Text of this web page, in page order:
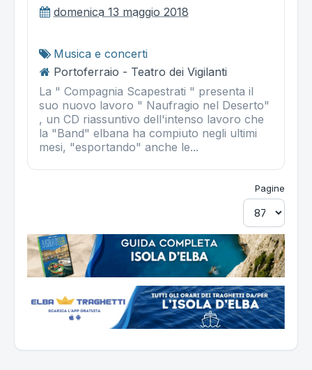
domenica 13 maggio 2018
Musica e concerti
Portoferraio - Teatro dei Vigilanti
La " Compagnia Scapestrati " presenta il
suo nuovo lavoro " Naufragio nel Deserto"
, un CD riassuntivo dell'intenso lavoro che
la "Band" elbana ha compiuto negli ultimi
mesi, "esportando" anche le...
Pagine